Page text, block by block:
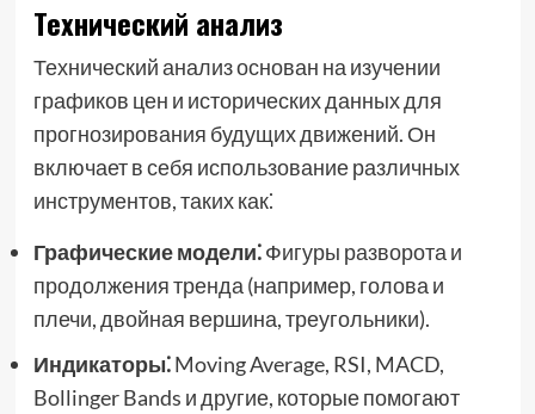
Технический анализ
Технический анализ основан на изучении
графиков цен и исторических данных для
прогнозирования будущих движений. Он
включает в себя использование различных
инструментов, таких как⁚
Графические модели⁚Фигуры разворота и
продолжения тренда (например, голова и
плечи, двойная вершина, треугольники).
Индикаторы⁚Moving Average, RSI, MACD,
Bollinger Bands и другие, которые помогают